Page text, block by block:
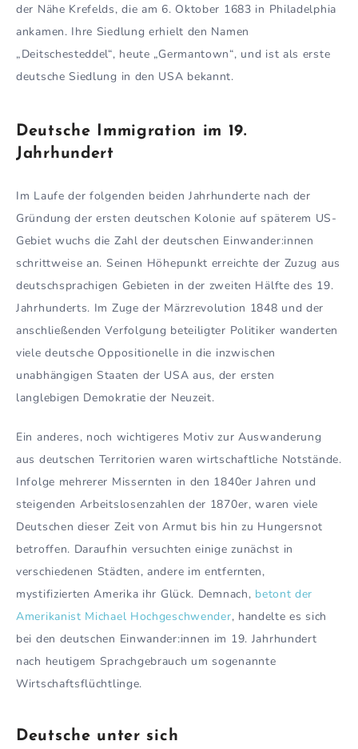
der Nähe Krefelds, die am 6. Oktober 1683 in Philadelphia
ankamen. Ihre Siedlung erhielt den Namen
„Deitschesteddel“, heute „Germantown“, und ist als erste
deutsche Siedlung in den USA bekannt.
Deutsche Immigration im 19.
Jahrhundert
Im Laufe der folgenden beiden Jahrhunderte nach der
Gründung der ersten deutschen Kolonie auf späterem US-
Gebiet wuchs die Zahl der deutschen Einwander:innen
schrittweise an. Seinen Höhepunkt erreichte der Zuzug aus
deutschsprachigen Gebieten in der zweiten Hälfte des 19.
Jahrhunderts. Im Zuge der Märzrevolution 1848 und der
anschließenden Verfolgung beteiligter Politiker wanderten
viele deutsche Oppositionelle in die inzwischen
unabhängigen Staaten der USA aus, der ersten
langlebigen Demokratie der Neuzeit.
Ein anderes, noch wichtigeres Motiv zur Auswanderung
aus deutschen Territorien waren wirtschaftliche Notstände.
Infolge mehrerer Missernten in den 1840er Jahren und
steigenden Arbeitslosenzahlen der 1870er, waren viele
Deutschen dieser Zeit von Armut bis hin zu Hungersnot
betroffen. Daraufhin versuchten einige zunächst in
verschiedenen Städten, andere im entfernten,
mystifizierten Amerika ihr Glück. Demnach, betont der
Amerikanist Michael Hochgeschwender, handelte es sich
bei den deutschen Einwander:innen im 19. Jahrhundert
nach heutigem Sprachgebrauch um sogenannte
Wirtschaftsflüchtlinge.
Deutsche unter sich